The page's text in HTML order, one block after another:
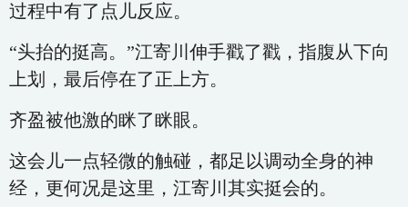
过程中有了点儿反应。
“头抬的挺高。”江寄川伸手戳了戳，指腹从下向
上划，最后停在了正上方。
齐盈被他激的眯了眯眼。
这会儿一点轻微的触碰，都足以调动全身的神
经，更何况是这里，江寄川其实挺会的。